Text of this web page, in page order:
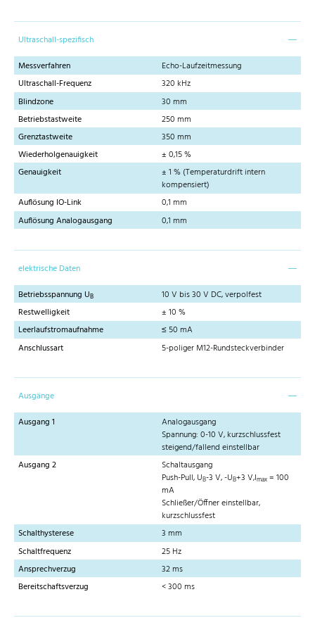
Ultraschall-spezifisch
Messverfahren
Echo-Laufzeitmessung
Ultraschall-Frequenz
320 kHz
Blindzone
30 mm
Betriebstastweite
250 mm
Grenztastweite
350 mm
Wiederholgenauigkeit
± 0,15 %
Genauigkeit
± 1 % (Temperaturdrift intern
kompensiert)
Auflösung IO-Link
0,1 mm
Auflösung Analogausgang
0,1 mm
elektrische Daten
Betriebsspannung UB
10 V bis 30 V DC, verpolfest
Restwelligkeit
± 10 %
Leerlaufstromaufnahme
≤ 50 mA
Anschlussart
5-poliger M12-Rundsteckverbinder
Ausgänge
Ausgang 1
Analogausgang
Spannung: 0-10 V, kurzschlussfest
steigend/fallend einstellbar
Ausgang 2
Schaltausgang
Push-Pull, UB-3 V, -UB+3 V,Imax = 100
mA
Schließer/Öffner einstellbar,
kurzschlussfest
Schalthysterese
3 mm
Schaltfrequenz
25 Hz
Ansprechverzug
32 ms
Bereitschaftsverzug
< 300 ms